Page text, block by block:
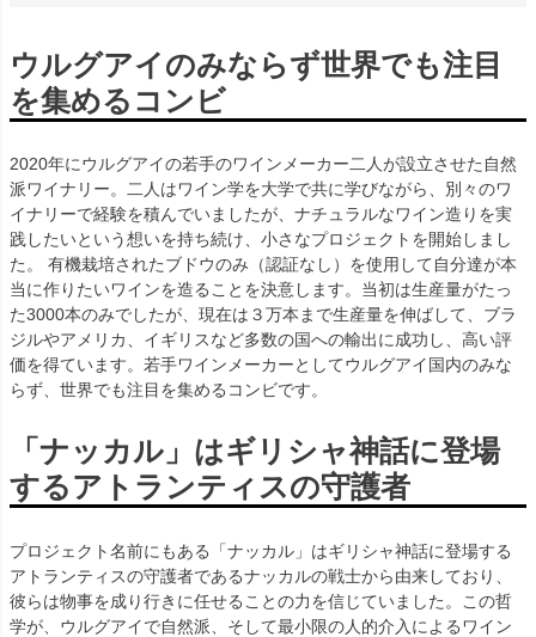
ウルグアイのみならず世界でも注目
を集めるコンビ
2020年にウルグアイの若手のワインメーカー二人が設立させた自然
派ワイナリー。二人はワイン学を大学で共に学びながら、別々のワ
イナリーで経験を積んでいましたが、ナチュラルなワイン造りを実
践したいという想いを持ち続け、小さなプロジェクトを開始しまし
た。 有機栽培されたブドウのみ（認証なし）を使用して自分達が本
当に作りたいワインを造ることを決意します。当初は生産量がたっ
た3000本のみでしたが、現在は３万本まで生産量を伸ばして、ブラ
ジルやアメリカ、イギリスなど多数の国への輸出に成功し、高い評
価を得ています。若手ワインメーカーとしてウルグアイ国内のみな
らず、世界でも注目を集めるコンビです。
「ナッカル」はギリシャ神話に登場
するアトランティスの守護者
プロジェクト名前にもある「ナッカル」はギリシャ神話に登場する
アトランティスの守護者であるナッカルの戦士から由来しており、
彼らは物事を成り行きに任せることの力を信じていました。この哲
学が、ウルグアイで自然派、そして最小限の人的介入によるワイン